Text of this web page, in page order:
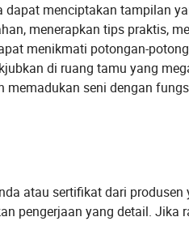
menciptakan tampilan
menerapkan tips praktis,
menikmati potongan-
di ruang tamu yang
seni dengan
atau sertifikat dari produsen
pengerjaan yang detail. Jika